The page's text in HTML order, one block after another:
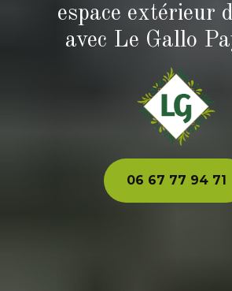
espace extérieur
avec Le Gallo
06 67 77 94 71